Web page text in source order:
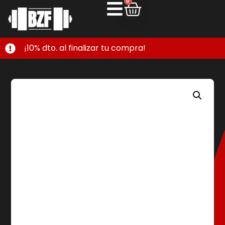
¡10% dto. al finalizar tu compra!